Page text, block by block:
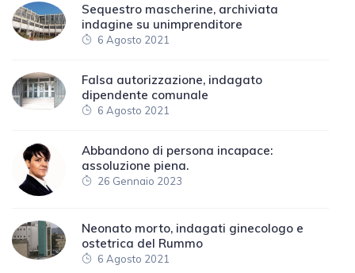
Sequestro mascherine, archiviata
indagine su unimprenditore
6 Agosto 2021
Falsa autorizzazione, indagato
dipendente comunale
6 Agosto 2021
Abbandono di persona incapace:
assoluzione piena.
26 Gennaio 2023
Neonato morto, indagati ginecologo e
ostetrica del Rummo
6 Agosto 2021